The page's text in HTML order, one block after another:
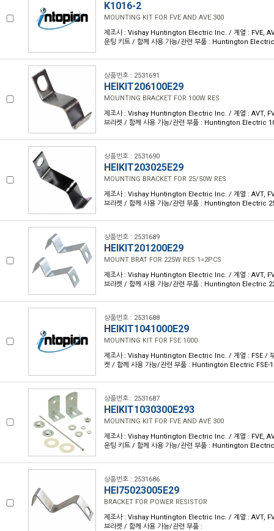
K1016-2
MOUNTING KIT FOR FVE AND AVE 300
제조사 : Vishay Huntington Electric Inc. / 계열 : FVE,
운팅 키트 / 함께 사용 가능/관련 부품 : Huntington Electric
상품번호 : 2531691
HEIKIT206100E29
MOUNTING BRACKET FOR 100W RES
제조사 : Vishay Huntington Electric Inc. / 계열 : AVT,
브라켓 / 함께 사용 가능/관련 부품 : Huntington Electric
상품번호 : 2531690
HEIKIT203025E29
MOUNTING BRACKET FOR 25/50W RES
제조사 : Vishay Huntington Electric Inc. / 계열 : AVT,
브라켓 / 함께 사용 가능/관련 부품 : Huntington Electric
상품번호 : 2531689
HEIKIT201200E29
MOUNT BRAT FOR 225W RES 1=2PCS
제조사 : Vishay Huntington Electric Inc. / 계열 : AVT,
브라켓 / 함께 사용 가능/관련 부품 : Huntington Electric
상품번호 : 2531688
HEIKIT1041000E29
MOUNTING KIT FOR FSE 1000
제조사 : Vishay Huntington Electric Inc. / 계열 : FSE / 부
켓 / 함께 사용 가능/관련 부품 : Huntington Electric FSE-
상품번호 : 2531687
HEIKIT1030300E293
MOUNTING KIT FOR FVE AND AVE 300
제조사 : Vishay Huntington Electric Inc. / 계열 : FVE,
운팅 키트 / 함께 사용 가능/관련 부품 : Huntington Electric
상품번호 : 2531686
HEI75023005E29
BRACKET FOR POWER RESISTOR
제조사 : Vishay Huntington Electric Inc. / 계열 : AVT,
브라켓 / 함께 사용 가능/관련 부품 :